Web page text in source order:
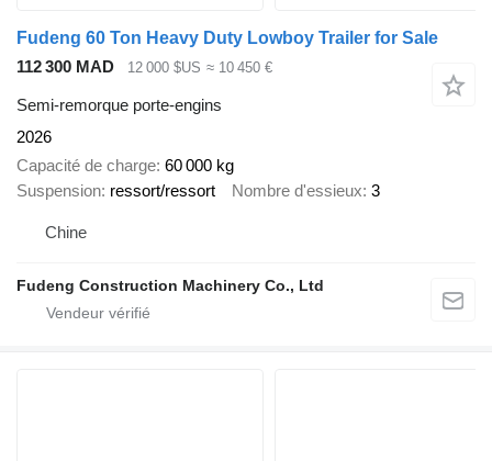
Fudeng 60 Ton Heavy Duty Lowboy Trailer for Sale
112 300 MAD
12 000 $US ≈ 10 450 €
Semi-remorque porte-engins
2026
Capacité de charge 60 000 kg
Suspension ressort/ressort Nombre d'essieux 3
Chine
Fudeng Construction Machinery Co., Ltd